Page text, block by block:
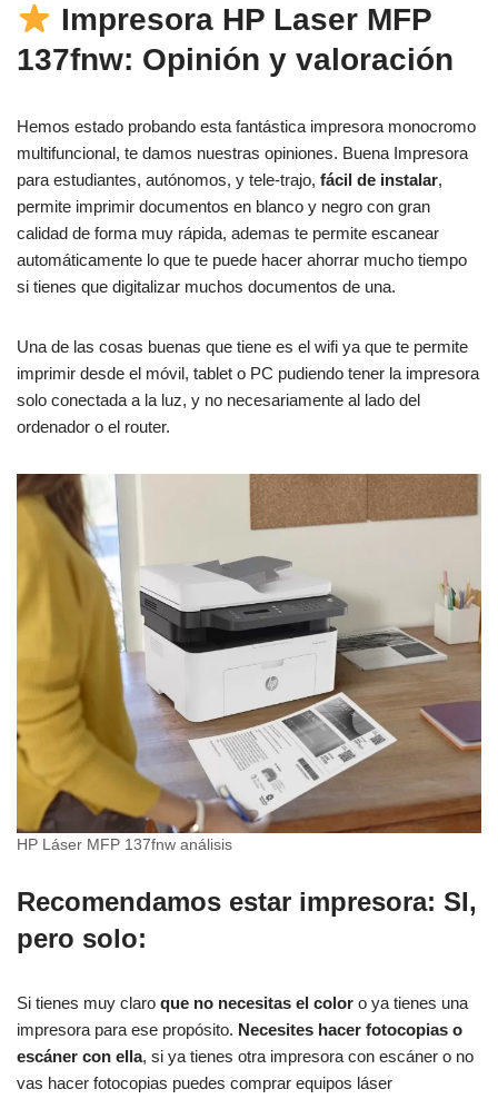
Impresora HP Laser MFP
137fnw: Opinión y valoración
Hemos estado probando esta fantástica impresora monocromo
multifuncional, te damos nuestras opiniones. Buena Impresora
para estudiantes, autónomos, y tele-trajo, fácil de instalar,
permite imprimir documentos en blanco y negro con gran
calidad de forma muy rápida, ademas te permite escanear
automáticamente lo que te puede hacer ahorrar mucho tiempo
si tienes que digitalizar muchos documentos de una.
Una de las cosas buenas que tiene es el wifi ya que te permite
imprimir desde el móvil, tablet o PC pudiendo tener la impresora
solo conectada a la luz, y no necesariamente al lado del
ordenador o el router.
HP Láser MFP 137fnw análisis
Recomendamos estar impresora: SI,
pero solo:
Si tienes muy claro que no necesitas el color o ya tienes una
impresora para ese propósito. Necesites hacer fotocopias o
escáner con ella, si ya tienes otra impresora con escáner o no
vas hacer fotocopias puedes comprar equipos láser